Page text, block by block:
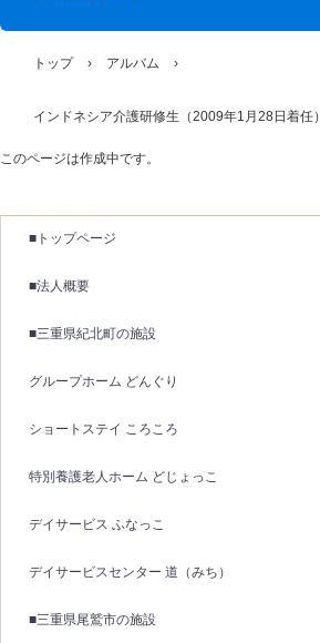
トップ › アルバム ›
インドネシア介護研修生（2009年1月28日着任）
このページは作成中です。
■トップページ
■法人概要
■三重県紀北町の施設
グループホーム どんぐり
ショートステイ ころころ
特別養護老人ホーム どじょっこ
デイサービス ふなっこ
デイサービスセンター 道（みち）
■三重県尾鷲市の施設